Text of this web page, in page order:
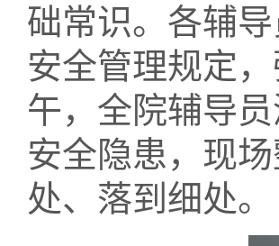
础常识。各辅
安全管理规定
午，全院辅导
安全隐患，现
处、落到细处。